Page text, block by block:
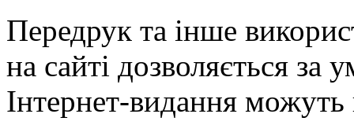
Передрук та інше
на сайті дозволяється
Інтернет-видання можуть